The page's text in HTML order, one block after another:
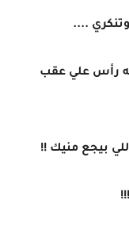
....
رأس علي عقب
بيجع منيك !!